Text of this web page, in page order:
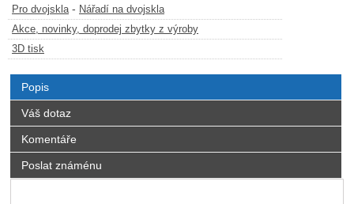
Pro dvojskla - Nářadí na dvojskla
Akce, novinky, doprodej zbytky z výroby
3D tisk
Popis
Váš dotaz
Komentáře
Poslat známénu